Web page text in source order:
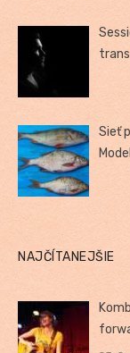
Sieť
NAJČÍTANEJŠIE